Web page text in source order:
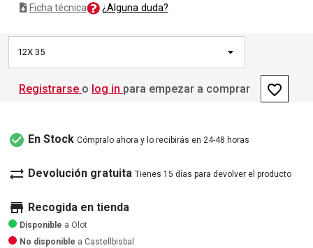
Ficha técnica ¿Alguna duda?
12X 35
Registrarse o log in para empezar a comprar favorite_border
check_circle En Stock Cómpralo ahora y lo recibirás en 24-48 horas
sync_alt Devolución gratuita Tienes 15 días para devolver el producto
store Recogida en tienda
Disponible a Olot
No disponible a Castellbisbal